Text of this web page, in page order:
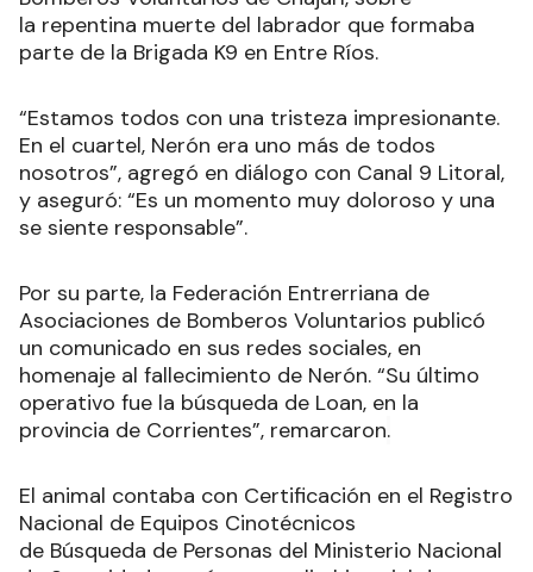
la repentina muerte del labrador que formaba
parte de la Brigada K9 en Entre Ríos.
“Estamos todos con una tristeza impresionante.
En el cuartel, Nerón era uno más de todos
nosotros”, agregó en diálogo con Canal 9 Litoral,
y aseguró: “Es un momento muy doloroso y una
se siente responsable”.
Por su parte, la Federación Entrerriana de
Asociaciones de Bomberos Voluntarios publicó
un comunicado en sus redes sociales, en
homenaje al fallecimiento de Nerón. “Su último
operativo fue la búsqueda de Loan, en la
provincia de Corrientes”, remarcaron.
El animal contaba con Certificación en el Registro
Nacional de Equipos Cinotécnicos
de Búsqueda de Personas del Ministerio Nacional